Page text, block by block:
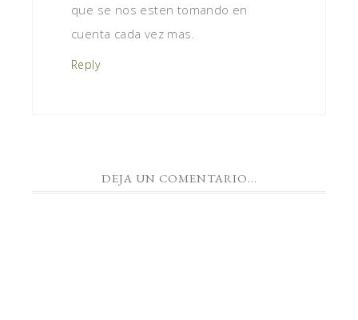
que se nos esten tomando en
cuenta cada vez mas.
Reply
DEJA UN COMENTARIO...